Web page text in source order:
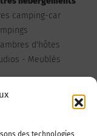
des technologies
camping-car
d'hôtes
- Meublés